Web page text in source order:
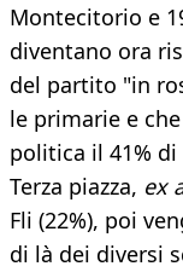
Montecitorio e
diventano ora
del partito "in
le primarie e
politica il 41% di
Terza piazza, ex
Fli (22%), poi
di là dei diversi